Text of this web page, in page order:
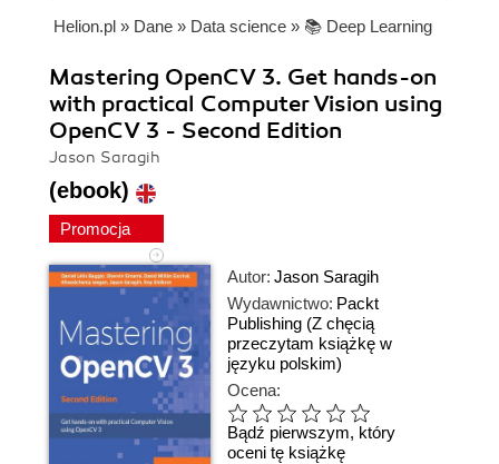
Helion.pl » Dane » Data science » 📚 Deep Learning
Mastering OpenCV 3. Get hands-on
with practical Computer Vision using
OpenCV 3 - Second Edition
Jason Saragih
(ebook)
Promocja
Autor: Jason Saragih
Wydawnictwo: Packt
Publishing (Z chęcią
przeczytam książkę w
języku polskim)
Ocena:
Bądź pierwszym, który
oceni tę książkę